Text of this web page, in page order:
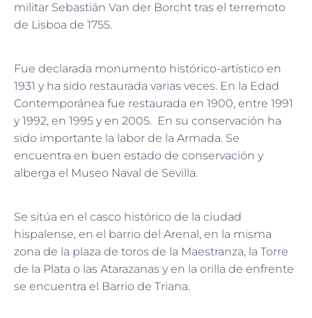
militar Sebastián Van der Borcht tras el terremoto
de Lisboa de 1755.
Fue declarada monumento histórico-artístico en
1931 y ha sido restaurada varias veces. En la Edad
Contemporánea fue restaurada en 1900, entre 1991
y 1992, en 1995 y en 2005. ​ En su conservación ha
sido importante la labor de la Armada. Se
encuentra en buen estado de conservación y
alberga el Museo Naval de Sevilla.
Se sitúa en el casco histórico de la ciudad
hispalense, en el barrio del Arenal, en la misma
zona de la plaza de toros de la Maestranza, la Torre
de la Plata o las Atarazanas y en la orilla de enfrente
se encuentra el Barrio de Triana.